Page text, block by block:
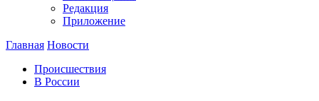
Редакция
Приложение
Главная Новости
Происшествия
В России